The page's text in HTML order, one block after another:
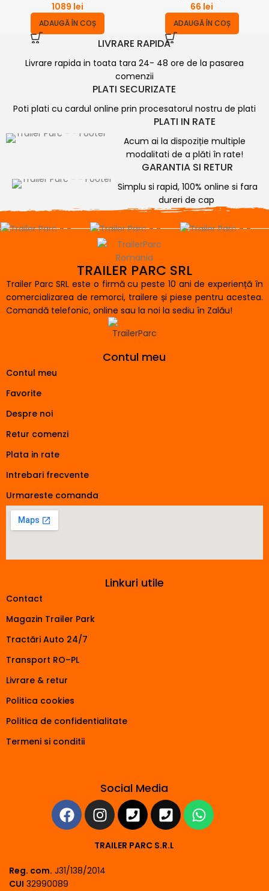
1089 lei
ADAUGĂ ÎN COȘ
66 lei
ADAUGĂ ÎN COȘ
LIVRARE RAPIDA
Livrare rapida in toata tara 24- 48 ore de la pasarea
comenzii
PLATI SECURIZATE
Poti plati cu cardul online prin procesatorul nostru de plati
PLATI IN RATE
Acum ai la dispoziție multiple
modalitati de a plăti în rate!
GARANTIA SI RETUR
Simplu si rapid, 100% online si fara
dureri de cap
TRAILER PARC SRL
Trailer Parc SRL este o firmă cu peste 10 ani de experiență în
comercializarea de remorci, trailere și piese pentru acestea.
Comandă telefonic, online sau la noi la sediu în Zalău!
Contul meu
Contul meu
Favorite
Despre noi
Retur comenzi
Plata in rate
Intrebari frecvente
Urmareste comanda
Linkuri utile
Contact
Magazin Trailer Park
Tractări Auto 24/7
Transport RO–PL
Livrare & retur
Politica cookies
Politica de confidentialitate
Termeni si conditii
Social Media
TRAILER PARC S.R.L
Reg. com. J31/138/2014
CUI 32990089